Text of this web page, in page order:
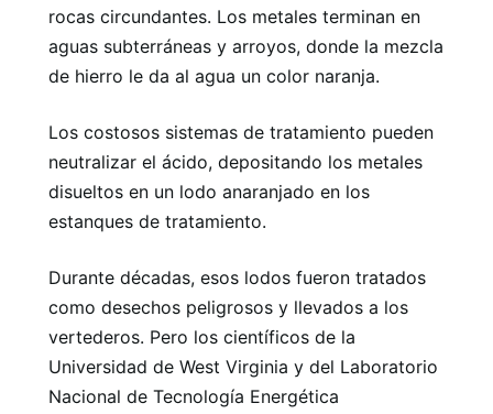
rocas circundantes. Los metales terminan en
aguas subterráneas y arroyos, donde la mezcla
de hierro le da al agua un color naranja.
Los costosos sistemas de tratamiento pueden
neutralizar el ácido, depositando los metales
disueltos en un lodo anaranjado en los
estanques de tratamiento.
Durante décadas, esos lodos fueron tratados
como desechos peligrosos y llevados a los
vertederos. Pero los científicos de la
Universidad de West Virginia y del Laboratorio
Nacional de Tecnología Energética